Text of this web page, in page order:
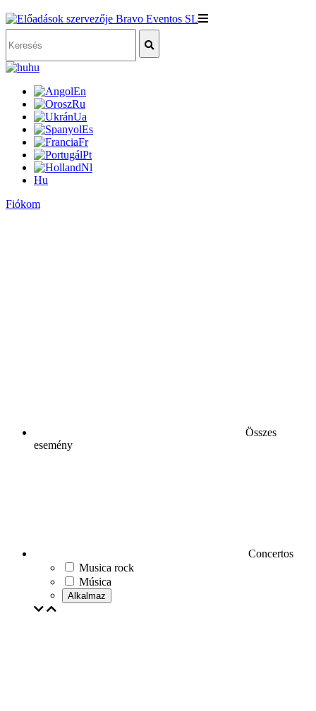
hu
En
Ru
Ua
Es
Fr
Pt
Nl
Hu
Fiókom
Összes
esemény
Concertos
Musica rock
Música
Alkalmaz